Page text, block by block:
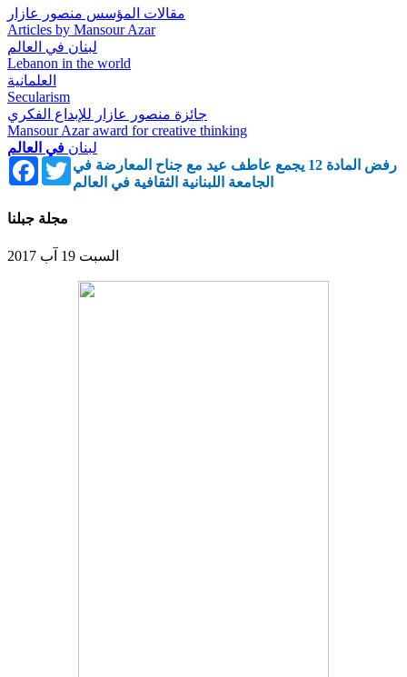
مقالات المؤسس منصور عازار
Articles by Mansour Azar
لبنان في العالم
Lebanon in the world
العلمانية
Secularism
جائزة منصور عازار للإبداع الفكري
Mansour Azar award for creative thinking
لبنان في العالم
FacebookTwitter
رفض المادة 12 يجمع عاطف عيد مع جناح المعارضة في
الجامعة اللبنانية الثقافية في العالم
مجلة جبلنا
السبت 19 آب 2017